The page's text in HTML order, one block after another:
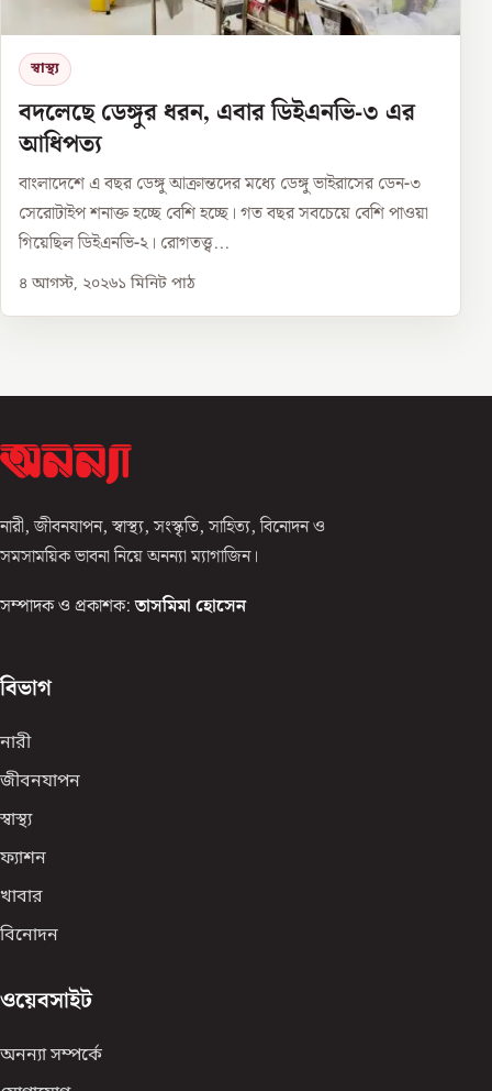
স্বাস্থ্য
বদলেছে ডেঙ্গুর ধরন, এবার ডিইএনভি-৩ এর
আধিপত্য
বাংলাদেশে এ বছর ডেঙ্গু আক্রান্তদের মধ্যে ডেঙ্গু ভাইরাসের ডেন-৩
সেরোটাইপ শনাক্ত হচ্ছে বেশি হচ্ছে। গত বছর সবচেয়ে বেশি পাওয়া
গিয়েছিল ডিইএনভি-২। রোগতত্ত্ব...
৪ আগস্ট, ২০২৬১ মিনিট পাঠ
নারী, জীবনযাপন, স্বাস্থ্য, সংস্কৃতি, সাহিত্য, বিনোদন ও
সমসাময়িক ভাবনা নিয়ে অনন্যা ম্যাগাজিন।
সম্পাদক ও প্রকাশক: তাসমিমা হোসেন
বিভাগ
নারী
জীবনযাপন
স্বাস্থ্য
ফ্যাশন
খাবার
বিনোদন
ওয়েবসাইট
অনন্যা সম্পর্কে